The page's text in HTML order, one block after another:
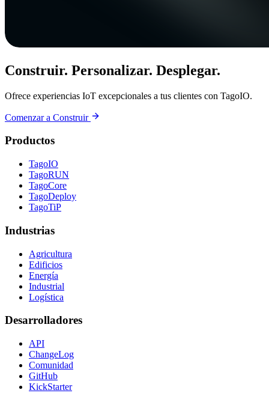
Construir. Personalizar. Desplegar.
Ofrece experiencias IoT excepcionales a tus clientes con TagoIO.
Comenzar a Construir
Productos
TagoIO
TagoRUN
TagoCore
TagoDeploy
TagoTiP
Industrias
Agricultura
Edificios
Energía
Industrial
Logística
Desarrolladores
API
ChangeLog
Comunidad
GitHub
KickStarter